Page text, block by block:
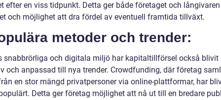
efter en viss tidpunkt. Detta ger både företaget och långivaren
och möjlighet att dra fördel av eventuell framtida tillväxt.
metoder och trender:
snabbrörliga och digitala miljö har kapitaltillförsel också blivit
och anpassad till nya trender. Crowdfunding, där företag
en stor mängd privatpersoner via online-plattformar, har
Detta ger företag möjlighet att nå ut till en bredare